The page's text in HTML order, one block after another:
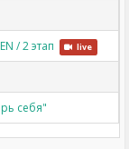
/ 2 этап live
себя"